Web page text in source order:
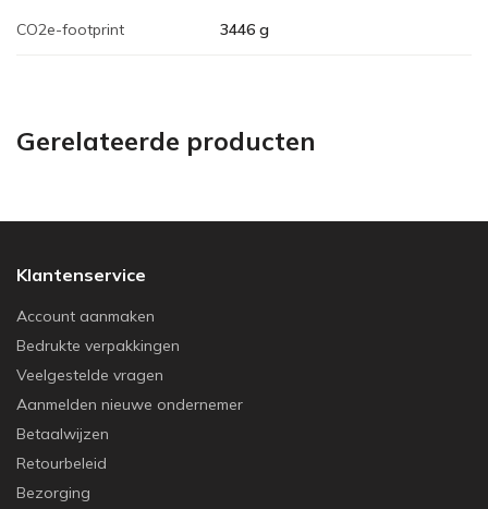
CO2e-footprint 3446 g
Gerelateerde producten
Klantenservice
Account aanmaken
Bedrukte verpakkingen
Veelgestelde vragen
Aanmelden nieuwe ondernemer
Betaalwijzen
Retourbeleid
Bezorging